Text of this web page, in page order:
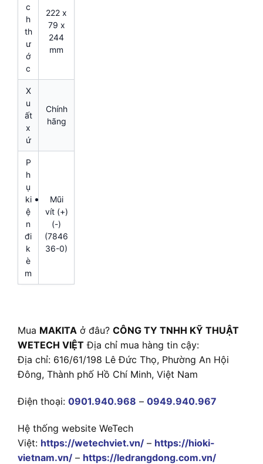
c
h
th
ư
ớ
c
222 x
79 x
244
mm
X
u
ất
x
ứ
Chính
hãng
P
h
ụ
ki
ệ
n
đi
k
è
m
Mũi
vít (+)
(-)
(7846
36-0)
Mua MAKITA ở đâu? CÔNG TY TNHH KỸ THUẬT
WETECH VIỆT Địa chỉ mua hàng tin cậy:
Địa chỉ: 616/61/198 Lê Đức Thọ, Phường An Hội
Đông, Thành phố Hồ Chí Minh, Việt Nam
Điện thoại: 0901.940.968 – 0949.940.967
Hệ thống website WeTech
Việt: https://wetechviet.vn/ – https://hioki-
vietnam.vn/ – https://ledrangdong.com.vn/